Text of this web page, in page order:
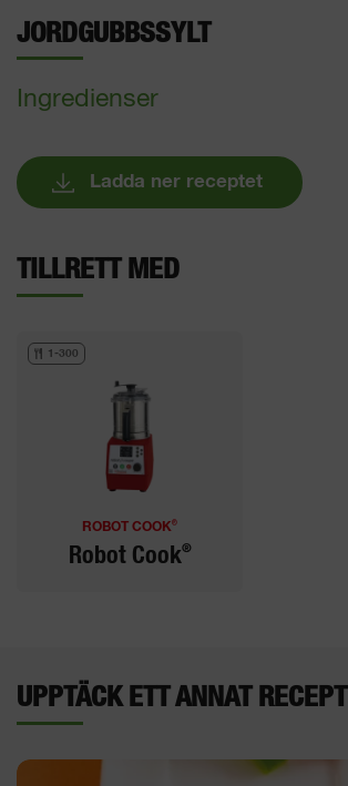
JORDGUBBSSYLT
Ingredienser
Ladda ner receptet
TILLRETT MED
1-300
ROBOT COOK ®
Robot Cook®
UPPTÄCK ETT ANNAT RECEPT